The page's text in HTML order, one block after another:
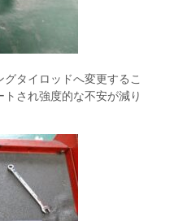
タイロッドへ変更するこ
され強度的な不安が減り